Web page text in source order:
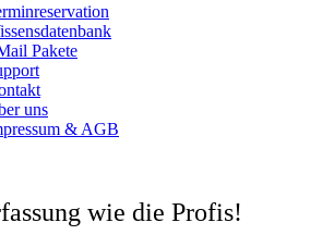
Pakete
uns
& AGB
wie die Profis!